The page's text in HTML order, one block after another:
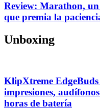
Review: Marathon, un
que premia la
Unboxing
KlipXtreme
impresiones,
horas de batería